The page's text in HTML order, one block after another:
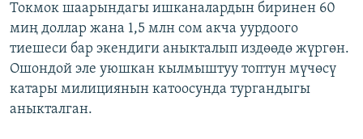
Токмок шаарындагы ишканалардын биринен 60
миң доллар жана 1,5 млн сом акча уурдоого
тиешеси бар экендиги аныкталып издөөдө жүргөн.
Ошондой эле уюшкан кылмыштуу топтун мүчөсү
катары милициянын катоосунда тургандыгы
аныкталган.